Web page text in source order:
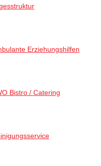
Erziehungshilfen
Bistro / Catering